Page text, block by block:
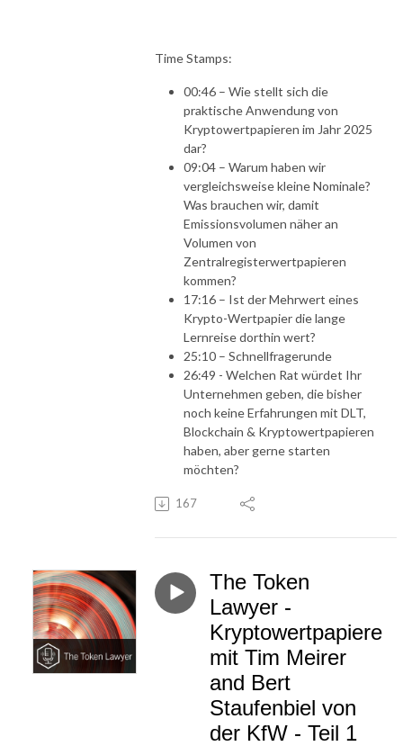
Time Stamps:
00:46 – Wie stellt sich die
praktische Anwendung von
Kryptowertpapieren im Jahr 2025
dar?
09:04 – Warum haben wir
vergleichsweise kleine Nominale?
Was brauchen wir, damit
Emissionsvolumen näher an
Volumen von
Zentralregisterwertpapieren
kommen?
17:16 – Ist der Mehrwert eines
Krypto-Wertpapier die lange
Lernreise dorthin wert?
25:10 – Schnellfragerunde
26:49 - Welchen Rat würdet Ihr
Unternehmen geben, die bisher
noch keine Erfahrungen mit DLT,
Blockchain & Kryptowertpapieren
haben, aber gerne starten
möchten?
167
The Token
Lawyer -
Kryptowertpapiere
mit Tim Meirer
and Bert
Staufenbiel von
der KfW - Teil 1